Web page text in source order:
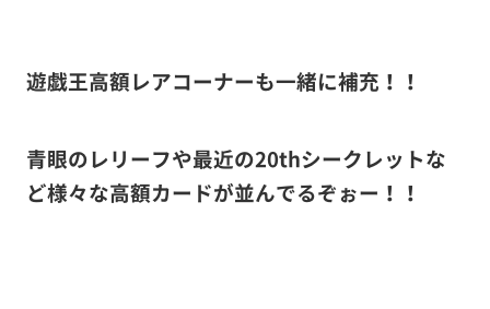
遊戯王高額レアコーナーも一緒に補充！！
青眼のレリーフや最近の20thシークレットな
ど様々な高額カードが並んでるぞぉー！！